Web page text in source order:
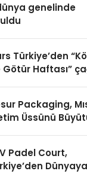
genelinde
Türkiye’den
Götür Haftası”
Packaging,
Üssünü
Padel Court,
Dünyaya